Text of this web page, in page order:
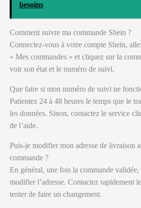
besoins
Comment suivre ma commande Shein ?
Connectez-vous à votre compte Shein,
« Mes commandes » et cliquez sur la
voir son état et le numéro de suivi.
Que faire si mon numéro de suivi ne
Patientez 24 à 48 heures le temps que le
les données. Sinon, contactez le service
de l’aide.
Puis-je modifier mon adresse de livraison
commande ?
En général, une fois la commande
modifier l’adresse. Contactez rapidement
tenter de faire un changement.